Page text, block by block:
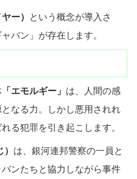
ー）
という概念が導入さ
バン」が存在します。
「エモルギー」 は、人間の感
なる力。しかし悪用されれ
る犯罪を引き起こします。
は、銀河連邦警察の一員と
ンたちと協力しながら事件